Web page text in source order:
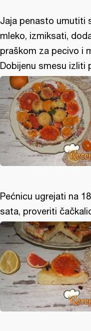
Jaja penasto umutiti
mleko, izmiksati,
praškom za pecivo i
Dobijenu smesu izliti
Pećnicu ugrejati na
sata, proveriti